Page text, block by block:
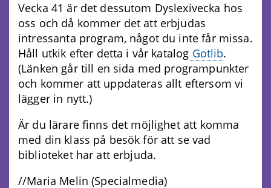
Vecka 41 är det dessutom Dyslexivecka hos
oss och då kommer det att erbjudas
intressanta program, något du inte får missa.
Håll utkik efter detta i vår katalog Gotlib.
(Länken går till en sida med programpunkter
och kommer att uppdateras allt eftersom vi
lägger in nytt.)
Är du lärare finns det möjlighet att komma
med din klass på besök för att se vad
biblioteket har att erbjuda.
//Maria Melin (Specialmedia)